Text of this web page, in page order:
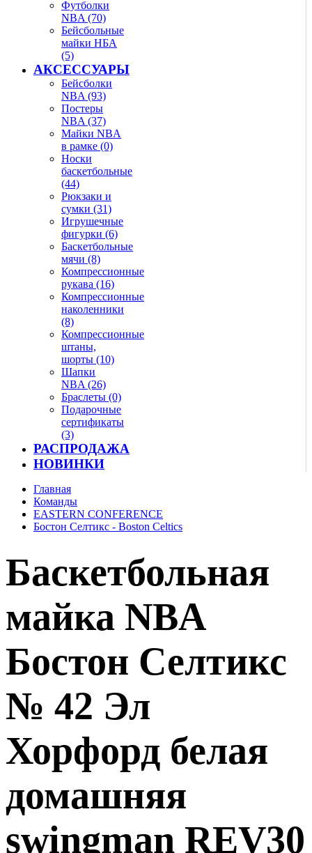
Футболки
NBA (70)
Бейсбольные
майки НБА
(5)
АКСЕССУАРЫ
Бейсболки
NBA (93)
Постеры
NBA (37)
Майки NBA
в рамке (0)
Носки
баскетбольные
(44)
Рюкзаки и
сумки (31)
Игрушечные
фигурки (6)
Баскетбольные
мячи (8)
Компрессионные
рукава (16)
Компрессионные
наколенники
(8)
Компрессионные
штаны,
шорты (10)
Шапки
NBA (26)
Браслеты (0)
Подарочные
сертификаты
(3)
РАСПРОДАЖА
НОВИНКИ
Главная
Команды
EASTERN CONFERENCE
Бостон Селтикс - Boston Celtics
Баскетбольная
майка NBA
Бостон Селтикс
№ 42 Эл
Хорфорд белая
домашняя
swingman REV30